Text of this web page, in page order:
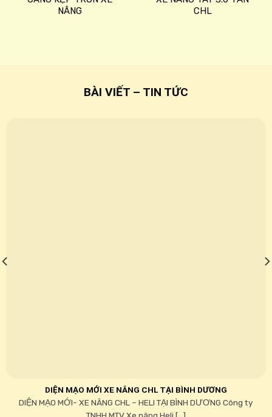
NÂNG
CHL
BÀI VIẾT – TIN TỨC
DIỆN MẠO MỚI XE NÂNG CHL TẠI BÌNH DƯƠNG
DIỆN MẠO MỚI- XE NÂNG CHL – HELI TẠI BÌNH DƯƠNG Công ty
TNHH MTV Xe nâng Heli [...]